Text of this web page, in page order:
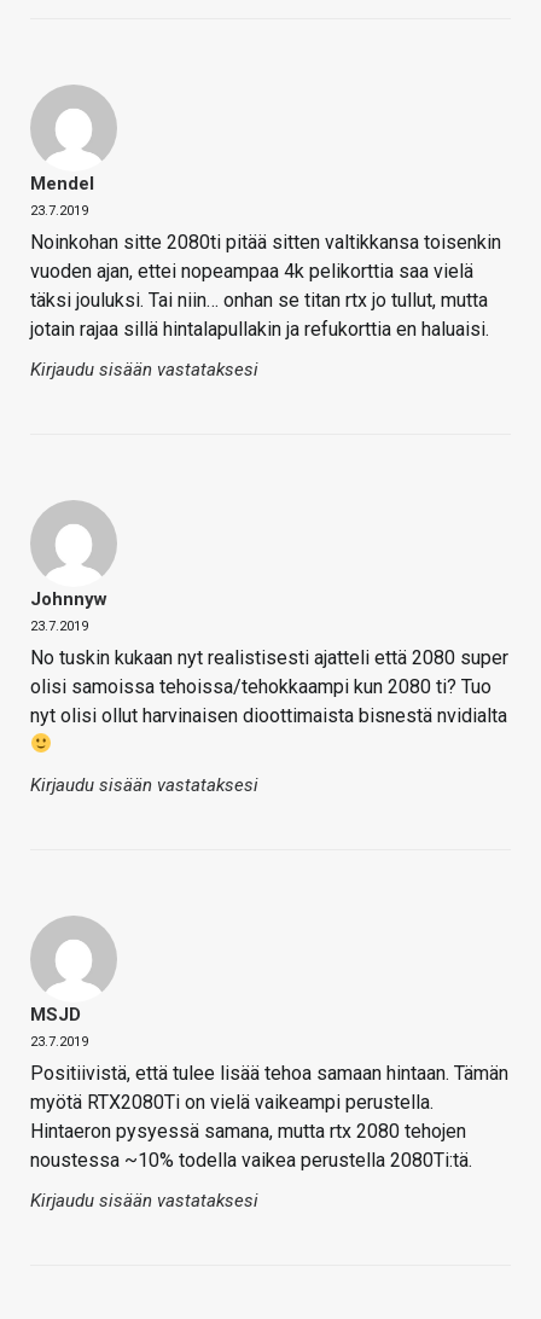
Mendel
23.7.2019
Noinkohan sitte 2080ti pitää sitten valtikkansa toisenkin
vuoden ajan, ettei nopeampaa 4k pelikorttia saa vielä
täksi jouluksi. Tai niin… onhan se titan rtx jo tullut, mutta
jotain rajaa sillä hintalapullakin ja refukorttia en haluaisi.
Kirjaudu sisään vastataksesi
Johnnyw
23.7.2019
No tuskin kukaan nyt realistisesti ajatteli että 2080 super
olisi samoissa tehoissa/tehokkaampi kun 2080 ti? Tuo
nyt olisi ollut harvinaisen dioottimaista bisnestä nvidialta
Kirjaudu sisään vastataksesi
MSJD
23.7.2019
Positiivistä, että tulee lisää tehoa samaan hintaan. Tämän
myötä RTX2080Ti on vielä vaikeampi perustella.
Hintaeron pysyessä samana, mutta rtx 2080 tehojen
noustessa ~10% todella vaikea perustella 2080Ti:tä.
Kirjaudu sisään vastataksesi